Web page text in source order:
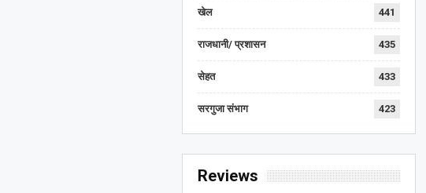
खेल 441
राजधानी/ प्रशासन 435
सेहत 433
सरगुजा संभाग 423
Reviews